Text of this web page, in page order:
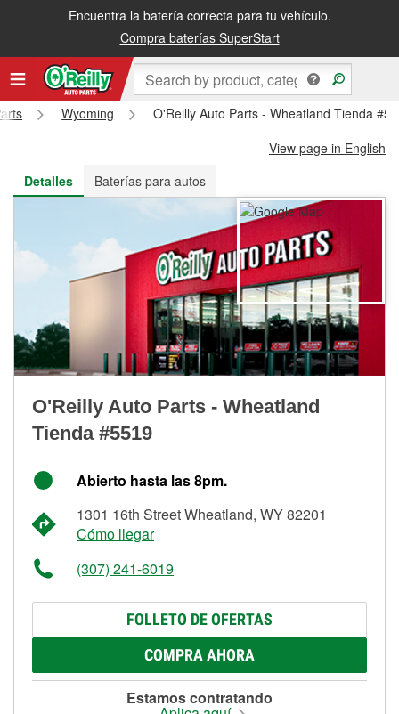
Encuentra la batería correcta para tu vehículo.
Compra baterías SuperStart
Recibe tu orden gratis al día siguiente o recógela en la tienda
Wyoming
O'Reilly Auto Parts - Wheatland Tienda
View page in English
Detalles
Baterías para autos
O'Reilly Auto Parts - Wheatland
Tienda #5519
Abierto hasta las 8pm.
1301 16th Street Wheatland, WY 82201
Cómo llegar
(307) 241-6019
FOLLETO DE OFERTAS
COMPRA AHORA
Estamos contratando